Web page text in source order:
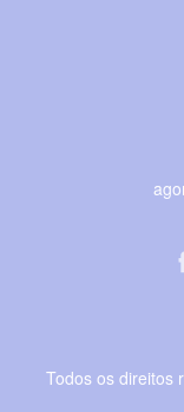
Todos os direitos